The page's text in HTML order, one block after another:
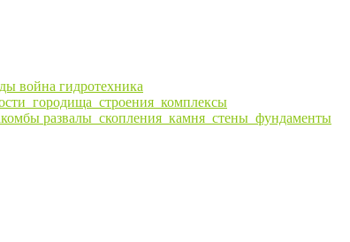
война гидротехника
развалы_скопления_камня_стены_фундаменты